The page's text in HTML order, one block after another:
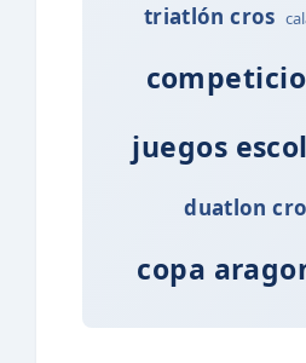
triatlón cros
juegos
duatlon
copa